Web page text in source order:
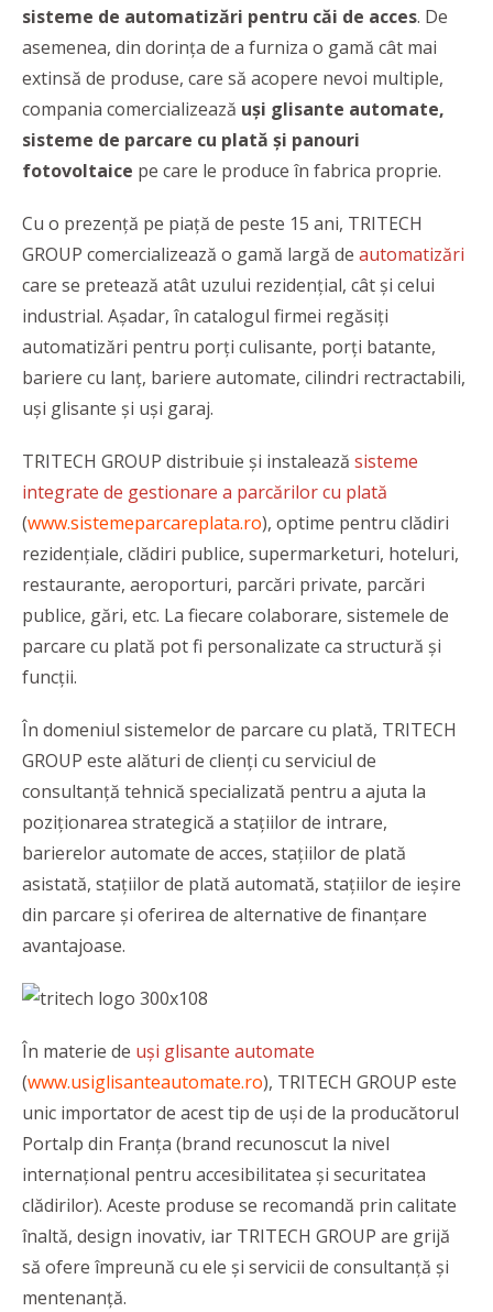
sisteme de automatizări pentru căi de acces. De
asemenea, din dorința de a furniza o gamă cât mai
extinsă de produse, care să acopere nevoi multiple,
compania comercializează uși glisante automate,
sisteme de parcare cu plată și panouri
fotovoltaice pe care le produce în fabrica proprie.
Cu o prezență pe piață de peste 15 ani, TRITECH
GROUP comercializează o gamă largă de automatizări
care se pretează atât uzului rezidențial, cât și celui
industrial. Așadar, în catalogul firmei regăsiți
automatizări pentru porți culisante, porți batante,
bariere cu lanț, bariere automate, cilindri rectractabili,
uși glisante și uși garaj.
TRITECH GROUP distribuie și instalează sisteme
integrate de gestionare a parcărilor cu plată
(www.sistemeparcareplata.ro), optime pentru clădiri
rezidențiale, clădiri publice, supermarketuri, hoteluri,
restaurante, aeroporturi, parcări private, parcări
publice, gări, etc. La fiecare colaborare, sistemele de
parcare cu plată pot fi personalizate ca structură și
funcții.
În domeniul sistemelor de parcare cu plată, TRITECH
GROUP este alături de clienți cu serviciul de
consultanță tehnică specializată pentru a ajuta la
poziționarea strategică a stațiilor de intrare,
barierelor automate de acces, stațiilor de plată
asistată, stațiilor de plată automată, stațiilor de ieșire
din parcare și oferirea de alternative de finanțare
avantajoase.
În materie de uși glisante automate
(www.usiglisanteautomate.ro), TRITECH GROUP este
unic importator de acest tip de uși de la producătorul
Portalp din Franța (brand recunoscut la nivel
internațional pentru accesibilitatea și securitatea
clădirilor). Aceste produse se recomandă prin calitate
înaltă, design inovativ, iar TRITECH GROUP are grijă
să ofere împreună cu ele și servicii de consultanță și
mentenanță.